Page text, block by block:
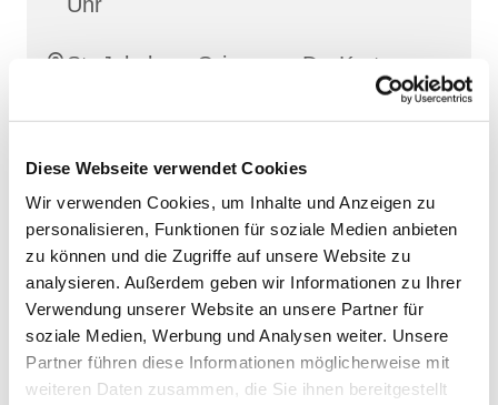
Diese Webseite verwendet Cookies
Wir verwenden Cookies, um Inhalte und Anzeigen zu
personalisieren, Funktionen für soziale Medien anbieten
zu können und die Zugriffe auf unsere Website zu
analysieren. Außerdem geben wir Informationen zu Ihrer
Verwendung unserer Website an unsere Partner für
soziale Medien, Werbung und Analysen weiter. Unsere
Partner führen diese Informationen möglicherweise mit
weiteren Daten zusammen, die Sie ihnen bereitgestellt
St. Jakobus, Grimmen, Dr.-Kurt-
Fischer-Straße 1, 18507 Grimmen